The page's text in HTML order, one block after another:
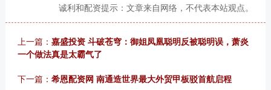
诚利和配资提示：文章来自网络，不代表本站观点。
上一篇： 嘉盛投资 斗破苍穹：御姐凤凰聪明反被聪明误，萧炎
一个做法真是太霸气了
下一篇： 希恩配资网 南通造世界最大外贸甲板驳首航启程